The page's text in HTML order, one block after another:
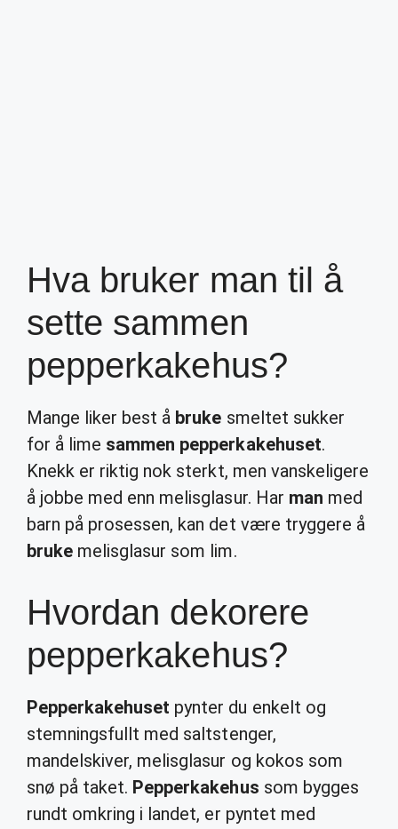
Hva bruker man til å
sette sammen
pepperkakehus?
Mange liker best å bruke smeltet sukker
for å lime sammen pepperkakehuset.
Knekk er riktig nok sterkt, men vanskeligere
å jobbe med enn melisglasur. Har man med
barn på prosessen, kan det være tryggere å
bruke melisglasur som lim.
Hvordan dekorere
pepperkakehus?
Pepperkakehuset pynter du enkelt og
stemningsfullt med saltstenger,
mandelskiver, melisglasur og kokos som
snø på taket. Pepperkakehus som bygges
rundt omkring i landet, er pyntet med